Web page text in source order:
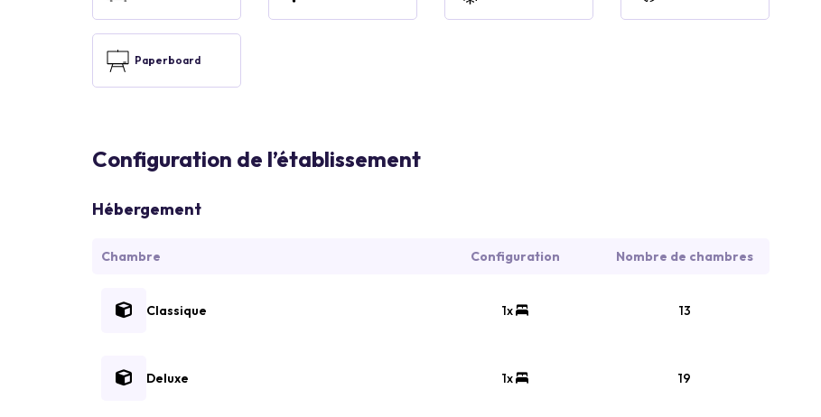
Paperboard
Configuration de l’établissement
Hébergement
Chambre Configuration Nombre de chambres
Classique 1x 13
Deluxe 1x 19